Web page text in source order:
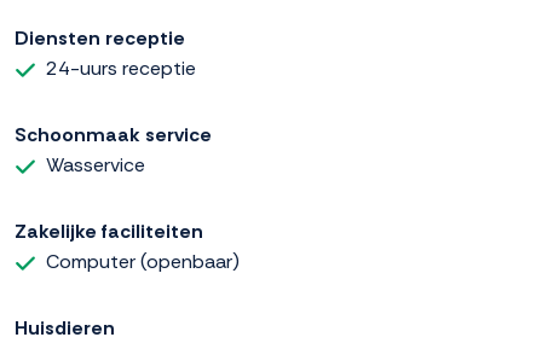
Diensten receptie
24-uurs receptie
Schoonmaak service
Wasservice
Zakelijke faciliteiten
Computer (openbaar)
Huisdieren